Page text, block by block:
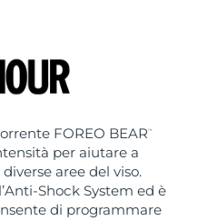
FOREO BEAR ™
per aiutare a
aree del viso.
Shock System ed è
di programmare